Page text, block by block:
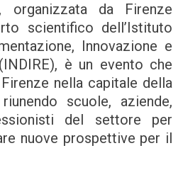
organizzata da Firenze
scientifico dell’Istituto
Innovazione e
è un evento che
nella capitale della
scuole, aziende,
del settore per
nuove prospettive per il